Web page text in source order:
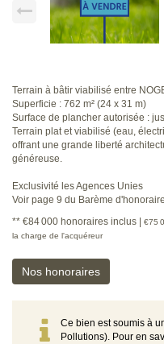
Terrain à bâtir viabilisé entre
Superficie : 762 m² (24 x 31 m)
Surface de plancher autorisée :
Terrain plat et viabilisé (eau,
offrant une grande liberté
généreuse.
Exclusivité les Agences Unies
Voir page 9 du Barème
** €84 000 honoraires inclus €75
la charge de l'acquéreur
Nos honoraires
Ce bien est soumis à
Pollutions). Pour en